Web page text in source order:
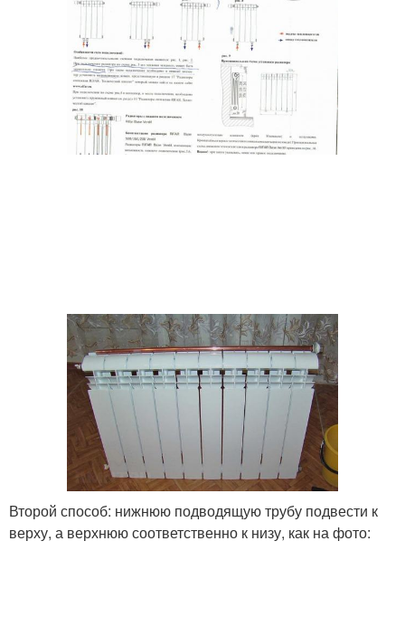
Второй способ: нижнюю подводящую трубу подвести к
верху, а верхнюю соответственно к низу, как на фото: